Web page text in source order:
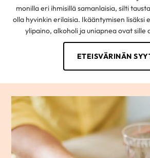
monilla eri ihmisillä samanlaisia, silti
olla hyvinkin erilaisia. Ikääntymisen lisäksi
ylipaino, alkoholi ja uniapnea ovat sille
ETEISVÄRINÄN